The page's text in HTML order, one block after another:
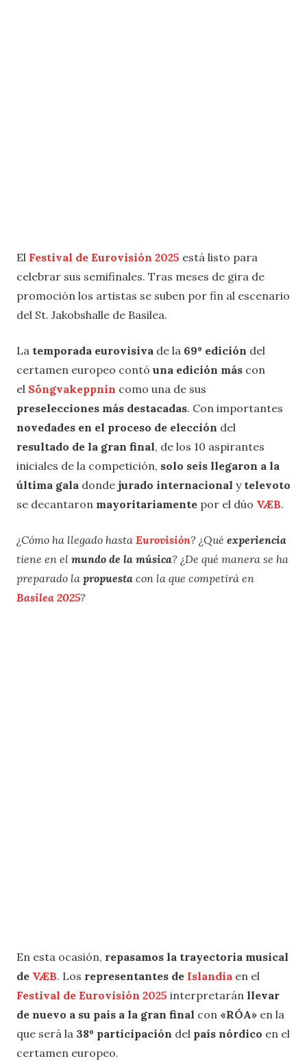
El Festival de Eurovisión 2025 está listo para
celebrar sus semifinales. Tras meses de gira de
promoción los artistas se suben por fin al escenario
del St. Jakobshalle de Basilea.
La temporada eurovisiva de la 69º edición del
certamen europeo contó una edición más con
el Söngvakeppnin como una de sus
preselecciones más destacadas. Con importantes
novedades en el proceso de elección del
resultado de la gran final, de los 10 aspirantes
iniciales de la competición, solo seis llegaron a la
última gala donde jurado internacional y televoto
se decantaron mayoritariamente por el dúo VÆB.
¿Cómo ha llegado hasta Eurovisión? ¿Qué experiencia
tiene en el mundo de la música? ¿De qué manera se ha
preparado la propuesta con la que competirá en
Basilea 2025?
En esta ocasión, repasamos la trayectoria musical
de VÆB. Los representantes de Islandia en el
Festival de Eurovisión 2025 interpretarán llevar
de nuevo a su país a la gran final con «RÓA» en la
que será la 38º participación del país nórdico en el
certamen europeo.